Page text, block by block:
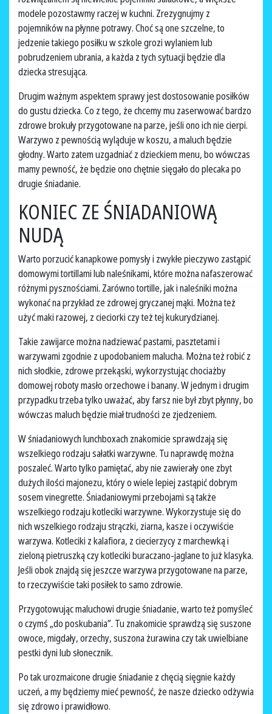
modele pozostawmy raczej w kuchni. Zrezygnujmy z
pojemników na płynne potrawy. Choć są one szczelne, to
jedzenie takiego posiłku w szkole grozi wylaniem lub
pobrudzeniem ubrania, a każda z tych sytuacji będzie dla
dziecka stresująca.
Drugim ważnym aspektem sprawy jest dostosowanie posiłków
do gustu dziecka. Co z tego, że chcemy mu zaserwować bardzo
zdrowe brokuły przygotowane na parze, jeśli ono ich nie cierpi.
Warzywo z pewnością wyląduje w koszu, a maluch będzie
głodny. Warto zatem uzgadniać z dzieckiem menu, bo wówczas
mamy pewność, że będzie ono chętnie sięgało do plecaka po
drugie śniadanie.
KONIEC ZE ŚNIADANIOWĄ
NUDĄ
Warto porzucić kanapkowe pomysły i zwykłe pieczywo zastąpić
domowymi tortillami lub naleśnikami, które można nafaszerować
różnymi pysznościami. Zarówno tortille, jak i naleśniki można
wykonać na przykład ze zdrowej gryczanej mąki. Można też
użyć maki razowej, z cieciorki czy też tej kukurydzianej.
Takie zawijarce można nadziewać pastami, pasztetami i
warzywami zgodnie z upodobaniem malucha. Można też robić z
nich słodkie, zdrowe przekąski, wykorzystując chociażby
domowej roboty masło orzechowe i banany. W jednym i drugim
przypadku trzeba tylko uważać, aby farsz nie był zbyt płynny, bo
wówczas maluch będzie miał trudności ze zjedzeniem.
W śniadaniowych lunchboxach znakomicie sprawdzają się
wszelkiego rodzaju sałatki warzywne. Tu naprawdę można
poszaleć. Warto tylko pamiętać, aby nie zawierały one zbyt
dużych ilości majonezu, który o wiele lepiej zastąpić dobrym
sosem vinegrette. Śniadaniowymi przebojami są także
wszelkiego rodzaju kotleciki warzywne. Wykorzystuje się do
nich wszelkiego rodzaju strączki, ziarna, kasze i oczywiście
warzywa. Kotleciki z kalafiora, z ciecierzycy z marchewką i
zieloną pietruszką czy kotleciki buraczano-jaglane to już klasyka.
Jeśli obok znajdą się jeszcze warzywa przygotowane na parze,
to rzeczywiście taki posiłek to samo zdrowie.
Przygotowując maluchowi drugie śniadanie, warto też pomyśleć
o czymś „do poskubania”. Tu znakomicie sprawdzą się suszone
owoce, migdały, orzechy, suszona żurawina czy tak uwielbiane
pestki dyni lub słonecznik.
Po tak urozmaicone drugie śniadanie z chęcią sięgnie każdy
uczeń, a my będziemy mieć pewność, że nasze dziecko odżywia
się zdrowo i prawidłowo.